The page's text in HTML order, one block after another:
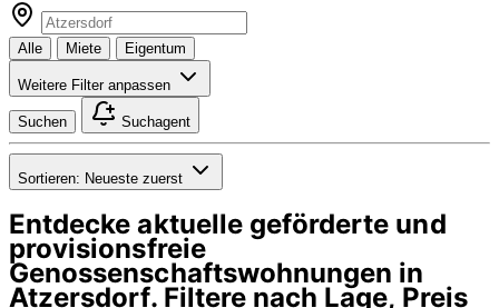
Alle Miete Eigentum
Weitere Filter anpassen
Suchen Suchagent
Sortieren: Neueste zuerst
Entdecke aktuelle geförderte und
provisionsfreie
Genossenschaftswohnungen in
Atzersdorf. Filtere nach Lage, Preis